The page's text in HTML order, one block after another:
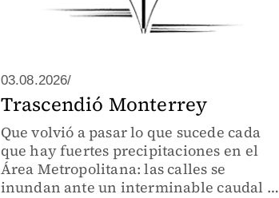
03.08.2026/
Trascendió Monterrey
Que volvió a pasar lo que sucede cada
que hay fuertes precipitaciones en el
Área Metropolitana: las calles se
inundan ante un interminable caudal de